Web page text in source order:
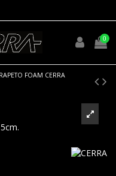
0
FOAM CERRA